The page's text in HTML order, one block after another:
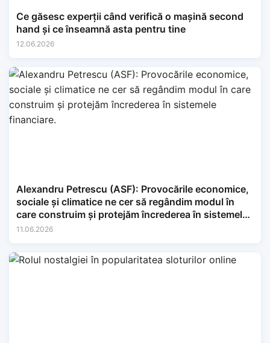
Ce găsesc experții când verifică o mașină second
hand și ce înseamnă asta pentru tine
12.06.2026
Alexandru Petrescu (ASF): Provocările economice,
sociale și climatice ne cer să regândim modul în
care construim și protejăm încrederea în sistemele
financiare.
11.06.2026